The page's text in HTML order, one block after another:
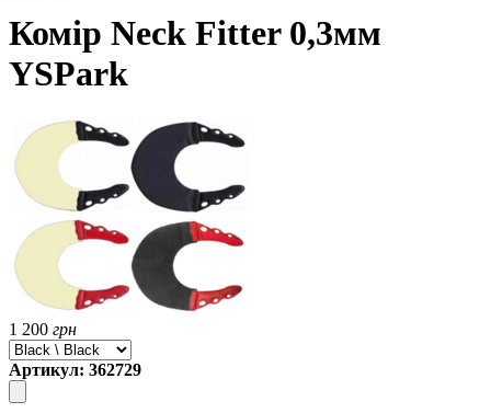
Комір Neck Fitter 0,3мм
YSPark
1 200 грн
Артикул: 362729